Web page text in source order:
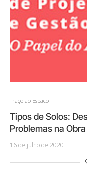
Traço ao Espaço
Tipos de Solos:
Problemas na Obra
16 de julho de 2020